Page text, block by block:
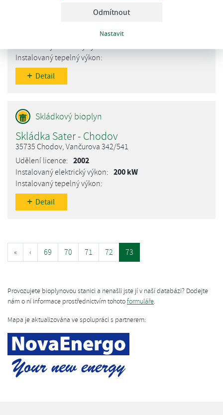
Odmítnout
Nastavit
ČOV Bystřice pod Hostýnem
Detail
Skládka Sater - Chodov
35735 Chodov, Vančurova 342/541
2002
200 kW
Detail
« ‹ 69 70 71 72 73
Provozujete bioplynovou stanici a nenašli jste jí v naší databázi? Dodejte
nám o ní informace prostřednictvím tohotoformuláře.
Mapa je aktualizována ve spolupráci s partnerem: